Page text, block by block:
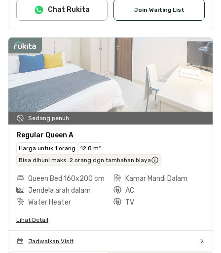
Join Waiting List
Chat Rukita
Sedang penuh
Regular Queen A
Harga untuk 1 orang
12.8 m²
Bisa dihuni maks. 2 orang dgn tambahan biaya
Queen Bed 160x200 cm
Kamar Mandi Dalam
Jendela arah dalam
AC
Water Heater
TV
Lihat Detail
Jadwalkan Visit